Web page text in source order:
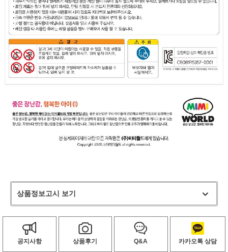
상품정보고시 보기
공지사항 상품후기 Q&A 카카오톡 상담